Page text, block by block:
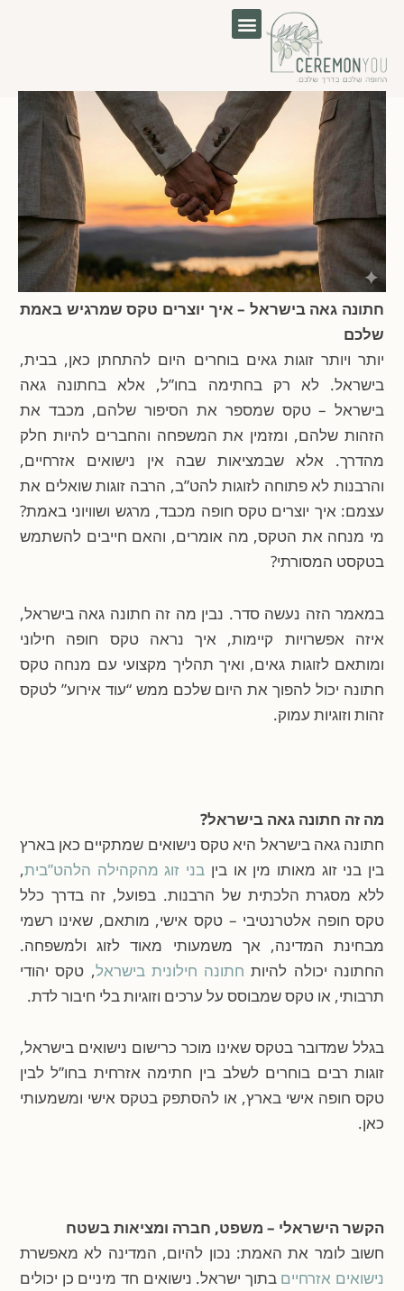
חתונה גאה בישראל – איך יוצרים טקס שמרגיש באמת
שלכם
יותר ויותר זוגות גאים בוחרים היום להתחתן כאן, בבית,
בישראל. לא רק בחתימה בחו”ל, אלא בחתונה גאה
בישראל – טקס שמספר את הסיפור שלהם, מכבד את
הזהות שלהם, ומזמין את המשפחה והחברים להיות חלק
מהדרך. אלא שבמציאות שבה אין נישואים אזרחיים,
והרבנות לא פתוחה לזוגות להט”ב, הרבה זוגות שואלים את
עצמם: איך יוצרים טקס חופה מכבד, מרגש ושוויוני באמת?
מי מנחה את הטקס, מה אומרים, והאם חייבים להשתמש
בטקסט המסורתי?
במאמר הזה נעשה סדר. נבין מה זה חתונה גאה בישראל,
איזה אפשרויות קיימות, איך נראה טקס חופה חילוני
ומותאם לזוגות גאים, ואיך תהליך מקצועי עם מנחה טקס
חתונה יכול להפוך את היום שלכם ממש “עוד אירוע” לטקס
זהות וזוגיות עמוק.
מה זה חתונה גאה בישראל?
חתונה גאה בישראל היא טקס נישואים שמתקיים כאן בארץ
בין בני זוג מאותו מין או בין בני זוג מהקהילה הלהט”בית,
ללא מסגרת הלכתית של הרבנות. בפועל, זה בדרך כלל
טקס חופה אלטרנטיבי – טקס אישי, מותאם, שאינו רשמי
מבחינת המדינה, אך משמעותי מאוד לזוג ולמשפחה.
החתונה יכולה להיות חתונה חילונית בישראל, טקס יהודי
תרבותי, או טקס שמבוסס על ערכים וזוגיות בלי חיבור לדת.
בגלל שמדובר בטקס שאינו מוכר כרישום נישואים בישראל,
זוגות רבים בוחרים לשלב בין חתימה אזרחית בחו”ל לבין
טקס חופה אישי בארץ, או להסתפק בטקס אישי ומשמעותי
כאן.
הקשר הישראלי – משפט, חברה ומציאות בשטח
חשוב לומר את האמת: נכון להיום, המדינה לא מאפשרת
נישואים אזרחייםבתוך ישראל. נישואים חד מיניים כן יכולים